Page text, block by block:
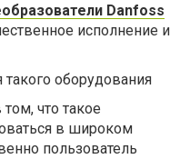
Danfoss
исполнение и
оборудования
что такое
в широком
пользователь